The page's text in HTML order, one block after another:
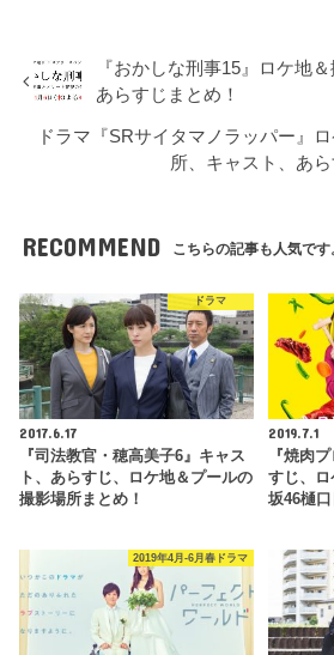
『おかしな刑事15』ロケ地
あらすじまとめ！
ドラマ『SRサイタマノラッパー』
所、キャスト、あら
RECOMMEND こちらの記事も人気です
ドラマ
2017.6.17
『司法教官・穂高美子6』キャス
ト、あらすじ、ロケ地＆プールの
撮影場所まとめ！
2019.7.1
『焼肉
すじ、
坂46樋
2019年4月-6月春ドラマ